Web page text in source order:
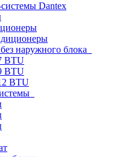
Dantex
наружного блока
BTU
BTU
BTU